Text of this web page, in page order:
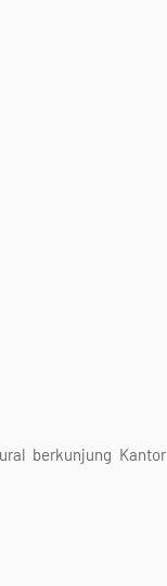
berkunjung Kantor